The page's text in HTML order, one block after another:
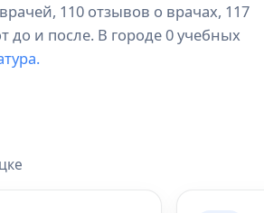
110 отзывов о врачах, 117
до и после. В городе 0 учебных